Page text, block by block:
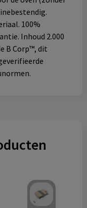
100%
Inhoud 2.000
B Corp™, dit